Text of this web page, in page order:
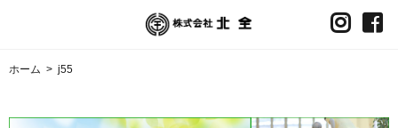
ホーム > j55